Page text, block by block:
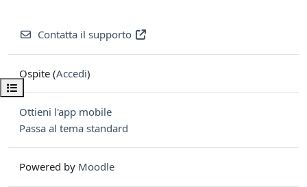
Apri indice del corso
Contatta il supporto
Ospite (Accedi)
Ottieni l'app mobile
Passa al tema standard
Powered by Moodle